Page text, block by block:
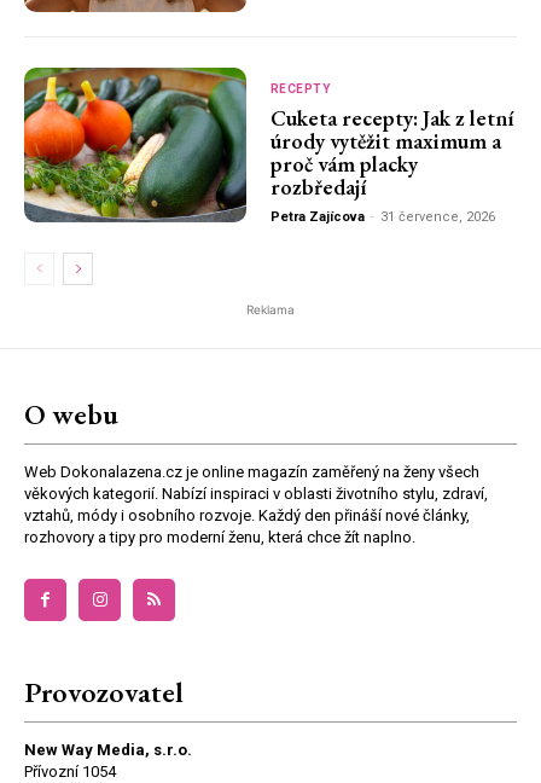
RECEPTY
Cuketa recepty: Jak z letní
úrody vytěžit maximum a
proč vám placky
rozbředají
Petra Zajícova - 31 července, 2026
Reklama
O webu
Web Dokonalazena.cz je online magazín zaměřený na ženy všech
věkových kategorií. Nabízí inspiraci v oblasti životního stylu, zdraví,
vztahů, módy i osobního rozvoje. Každý den přináší nové články,
rozhovory a tipy pro moderní ženu, která chce žít naplno.
Provozovatel
New Way Media, s.r.o.
Přívozní 1054